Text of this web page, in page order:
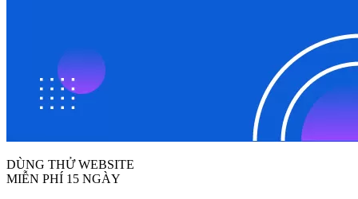
DÙNG THỬ WEBSITE
MIỄN PHÍ 15 NGÀY